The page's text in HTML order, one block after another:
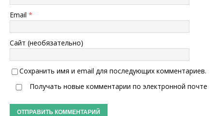
Email *
Сайт (необязательно)
Сохранить имя и email для последующих комментариев.
Получать новые комментарии по электронной почте